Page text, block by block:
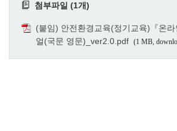
첨부파일 (1개)
(붙임) 안전환경교육(정기교육)『온
얼(국문 영문)_ver2.0.pdf (1 MB,